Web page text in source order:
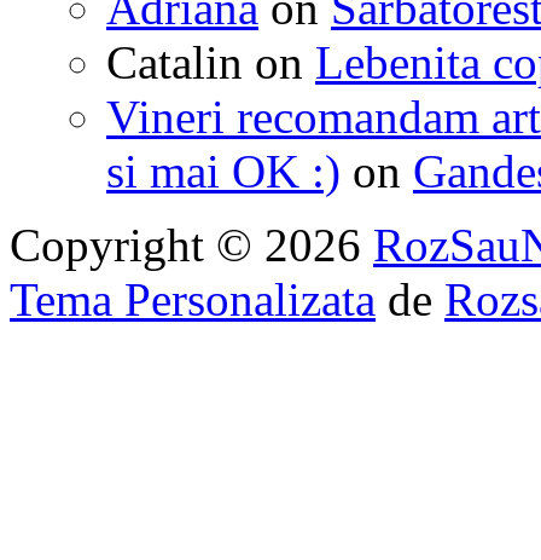
Catalin on Lebenita
Vineri recomandam
si mai OK :) on
Copyright © 2026
Tema Personalizata de